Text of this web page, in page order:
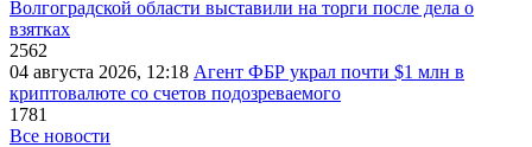
Волгоградской области выставили на торги после дела о
взятках
2562
04 августа 2026, 12:18 Агент ФБР украл почти $1 млн в
криптовалюте со счетов подозреваемого
1781
Все новости